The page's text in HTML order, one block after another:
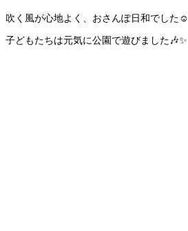
吹く風が心地よく、おさんぽ日和でした☺️
子どもたちは元気に公園で遊びました🎶✨